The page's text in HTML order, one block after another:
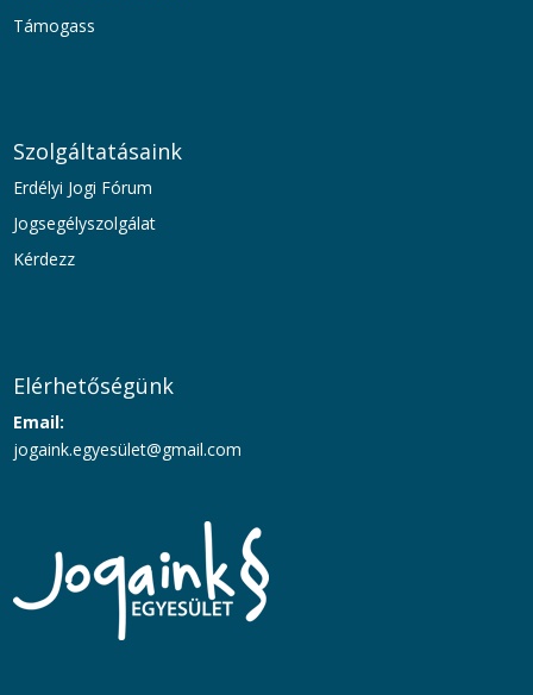
Támogass
Szolgáltatásaink
Erdélyi Jogi Fórum
Jogsegélyszolgálat
Kérdezz
Elérhetőségünk
Email:
jogaink.egyesület@gmail.com